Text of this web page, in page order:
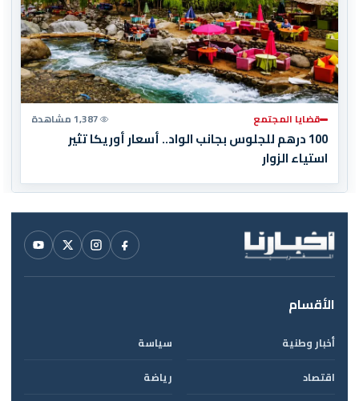
قضايا المجتمع 1,387 مشاهدة
100 درهم للجلوس بجانب الواد.. أسعار أوريكا تثير
استياء الزوار
الأقسام
أخبار وطنية
سياسة
اقتصاد
رياضة